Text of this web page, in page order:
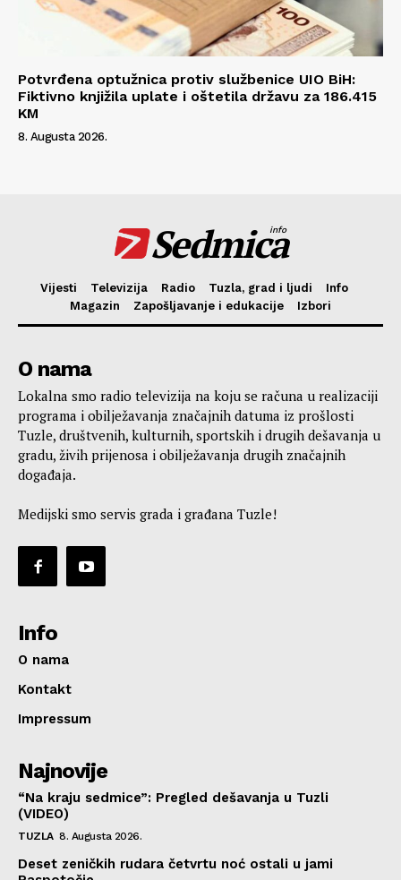
Potvrđena optužnica protiv službenice UIO BiH:
Fiktivno knjižila uplate i oštetila državu za 186.415
KM
8. Augusta 2026.
Sedmica
info
Vijesti Televizija Radio Tuzla, grad i ljudi
Info
Magazin
Zapošljavanje i edukacije Izbori
O nama
Lokalna smo radio televizija na koju se računa u realizaciji
programa i obilježavanja značajnih datuma iz prošlosti
Tuzle, društvenih, kulturnih, sportskih i drugih dešavanja u
gradu, živih prijenosa i obilježavanja drugih značajnih
događaja.
Medijski smo servis grada i građana Tuzle!
Info
O nama
Kontakt
Impressum
Najnovije
“Na kraju sedmice”: Pregled dešavanja u Tuzli
(VIDEO)
TUZLA 8. Augusta 2026.
Deset zeničkih rudara četvrtu noć ostali u jami